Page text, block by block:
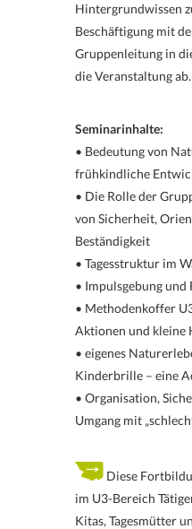
Hintergrundwissen
Beschäftigung mit
Gruppenleitung in
die Veranstaltung ab.
Seminarinhalte:
• Bedeutung von
frühkindliche
• Die Rolle der
von Sicherheit,
Beständigkeit
• Tagesstruktur im
• Impulsgebung und
• Methodenkoffer
Aktionen und kleine
• eigenes
Kinderbrille – eine
• Organisation,
Umgang mit
Diese
im U3-Bereich
Kitas, Tagesmütter